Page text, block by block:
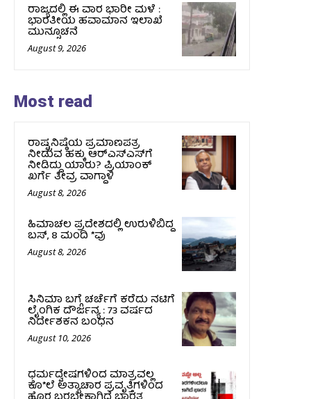
ರಾಜ್ಯದಲ್ಲಿ ಈ ವಾರ ಭಾರೀ ಮಳೆ :
ಭಾರತೀಯ ಹವಾಮಾನ ಇಲಾಖೆ
ಮುನ್ಸೂಚನೆ
August 9, 2026
Most read
ರಾಷ್ಟ್ರನಿಷ್ಠೆಯ ಪ್ರಮಾಣಪತ್ರ
ನೀಡುವ ಹಕ್ಕು ಆರ್‌ಎಸ್‌ಎಸ್‌ಗೆ
ನೀಡಿದ್ದು ಯಾರು? ಪ್ರಿಯಾಂಕ್
ಖರ್ಗೆ ತೀವ್ರ ವಾಗ್ದಾಳಿ
August 8, 2026
ಹಿಮಾಚಲ ಪ್ರದೇಶದಲ್ಲಿ ಉರುಳಿಬಿದ್ದ
ಬಸ್‌, 8 ಮಂದಿ *ವು
August 8, 2026
ಸಿನಿಮಾ ಬಗ್ಗೆ ಚರ್ಚೆಗೆ ಕರೆದು ನಟಿಗೆ
ಲೈಂಗಿಕ ದೌರ್ಜನ್ಯ : 73 ವರ್ಷದ
ನಿರ್ದೇಶಕನ ಬಂಧನ
August 10, 2026
ಧರ್ಮದ್ವೇಷಗಳಿಂದ ಮಾತ್ರವಲ್ಲ
ಕೊ*ಲೆ ಅತ್ಯಾಚಾರ ಪ್ರವೃತ್ತಿಗಳಿಂದ